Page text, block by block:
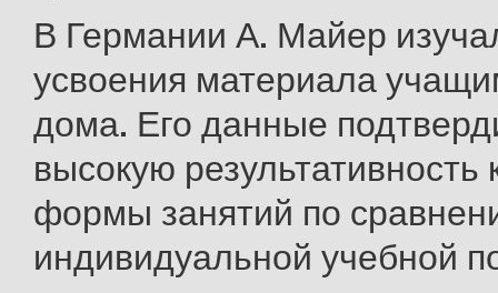
В Германии А. Майер
усвоения материала
дома. Его данные
высокую результативность
формы занятий по
индивидуальной учебной